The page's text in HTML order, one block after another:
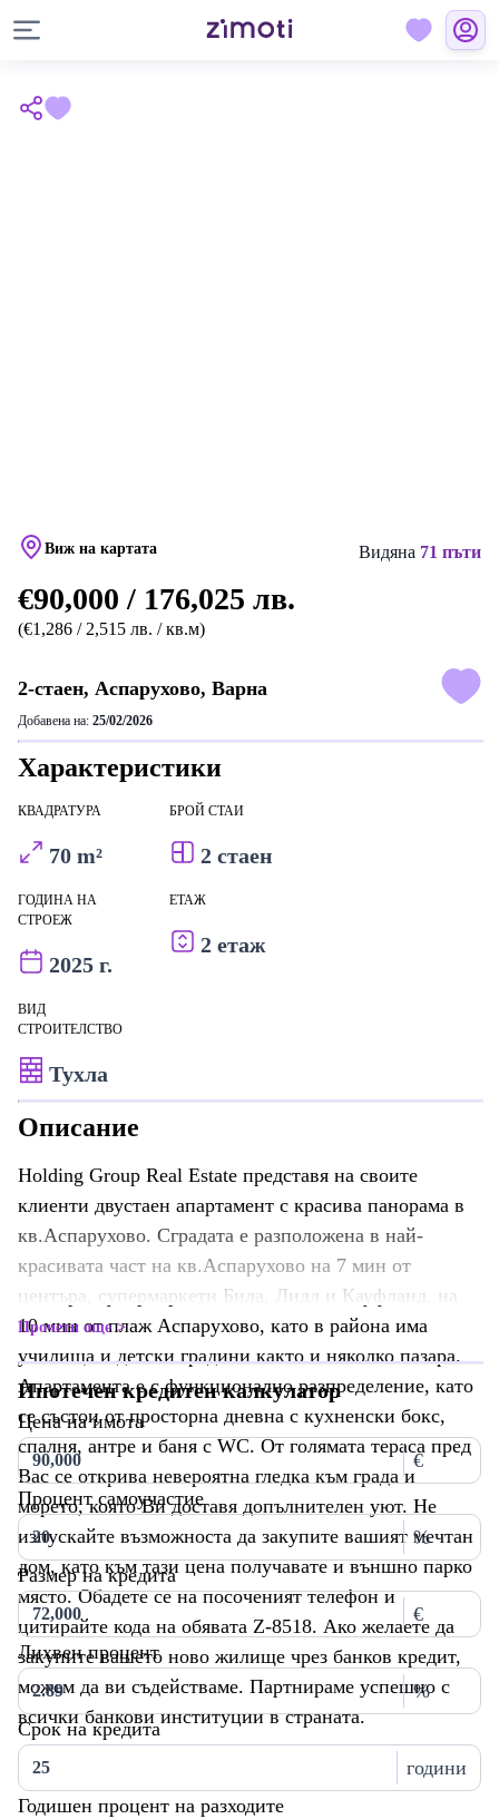
Виж на картата Видяна 71 пъти
€90,000 / 176,025 лв.
(€1,286 / 2,515 лв. / кв.м)
2-стаен, Аспарухово, Варна
Добавена на: 25/02/2026
Характеристики
КВАДРАТУРА
70 m²
БРОЙ СТАИ
2 стаен
ГОДИНА НА
СТРОЕЖ
2025 г.
ЕТАЖ
2 етаж
ВИД
СТРОИТЕЛСТВО
Тухла
Описание
Holding Group Real Estate представя на своите
клиенти двустаен апартамент с красива панорама в
кв.Аспарухово. Сградата е разположена в най-
красивата част на кв.Аспарухово на 7 мин от
центъра, супермаркети Била, Лидл и Кауфланд, на
10 мин от плаж Аспарухово, като в района има
училища и детски градини както и няколко пазара.
Апартамента е с функционално разпределение, като
се състои от просторна дневна с кухненски бокс,
спалня, антре и баня с WC. От голямата тераса пред
Вас се открива невероятна гледка към града и
морето, която Ви доставя допълнителен уют. Не
изпускайте възможноста да закупите вашият мечтан
дом, като към тази цена получавате и външно парко
място. Обадете се на посоченият телефон и
цитирайте кода на обявата Z-8518. Ако желаете да
закупите вашето ново жилище чрез банков кредит,
можем да ви съдействаме. Партнираме успешно с
всички банкови институции в страната.
Прочети още
Ипотечен кредитен калкулатор
Цена на имота
€
Процент самоучастие
%
Размер на кредита
€
Лихвен процент
%
Срок на кредита
години
Годишен процент на разходите